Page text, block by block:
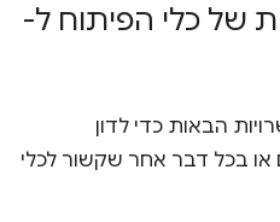
של כלי הפיתוח ל-
הבאות כדי לדון
או בכל דבר אחר שקשור לכלי